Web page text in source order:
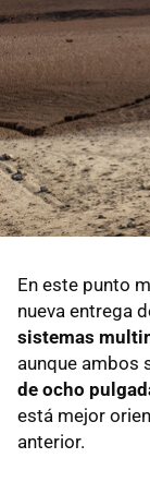
En este punto
nueva entrega
sistemas
aunque ambos
de ocho
está mejor
anterior.